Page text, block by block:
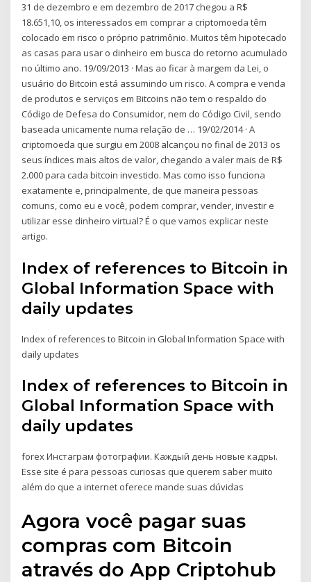
31 de dezembro e em dezembro de 2017 chegou a R$
18.651,10, os interessados em comprar a criptomoeda têm
colocado em risco o próprio patrimônio. Muitos têm hipotecado
as casas para usar o dinheiro em busca do retorno acumulado
no último ano. 19/09/2013 · Mas ao ficar à margem da Lei, o
usuário do Bitcoin está assumindo um risco. A compra e venda
de produtos e serviços em Bitcoins não tem o respaldo do
Código de Defesa do Consumidor, nem do Código Civil, sendo
baseada unicamente numa relação de … 19/02/2014 · A
criptomoeda que surgiu em 2008 alcançou no final de 2013 os
seus índices mais altos de valor, chegando a valer mais de R$
2.000 para cada bitcoin investido. Mas como isso funciona
exatamente e, principalmente, de que maneira pessoas
comuns, como eu e você, podem comprar, vender, investir e
utilizar esse dinheiro virtual? É o que vamos explicar neste
artigo.
Index of references to Bitcoin in
Global Information Space with
daily updates
Index of references to Bitcoin in Global Information Space with
daily updates
Index of references to Bitcoin in
Global Information Space with
daily updates
forex Инстаграм фотографии. Каждый день новые кадры.
Esse site é para pessoas curiosas que querem saber muito
além do que a internet oferece mande suas dúvidas
Agora você pagar suas
compras com Bitcoin
através do App Criptohub